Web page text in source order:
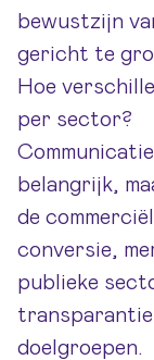
bewustzijn
gericht te
Hoe
per sector?
belangrijk,
de
conversie,
publieke
transparantie
doelgroepen.